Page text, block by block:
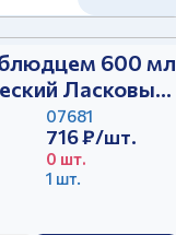
600 мл
Ласковый
07681
716 ₽/шт.
0 шт.
1 шт.